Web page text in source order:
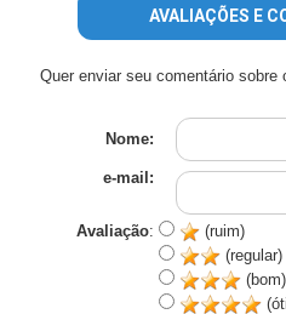
AVALIAÇÕES E
Quer enviar seu comentário
Nome:
e-mail:
Avaliação:
(ruim)
(regular)
(bom)